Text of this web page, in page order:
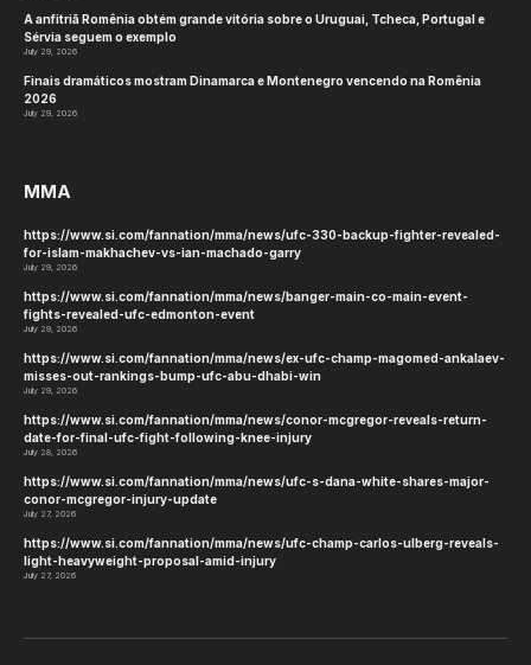
A anfitriã Romênia obtém grande vitória sobre o Uruguai, Tcheca, Portugal e
Sérvia seguem o exemplo
July 29, 2026
Finais dramáticos mostram Dinamarca e Montenegro vencendo na Romênia
2026
July 29, 2026
MMA
https://www.si.com/fannation/mma/news/ufc-330-backup-fighter-revealed-
for-islam-makhachev-vs-ian-machado-garry
July 29, 2026
https://www.si.com/fannation/mma/news/banger-main-co-main-event-
fights-revealed-ufc-edmonton-event
July 29, 2026
https://www.si.com/fannation/mma/news/ex-ufc-champ-magomed-ankalaev-
misses-out-rankings-bump-ufc-abu-dhabi-win
July 29, 2026
https://www.si.com/fannation/mma/news/conor-mcgregor-reveals-return-
date-for-final-ufc-fight-following-knee-injury
July 28, 2026
https://www.si.com/fannation/mma/news/ufc-s-dana-white-shares-major-
conor-mcgregor-injury-update
July 27, 2026
https://www.si.com/fannation/mma/news/ufc-champ-carlos-ulberg-reveals-
light-heavyweight-proposal-amid-injury
July 27, 2026